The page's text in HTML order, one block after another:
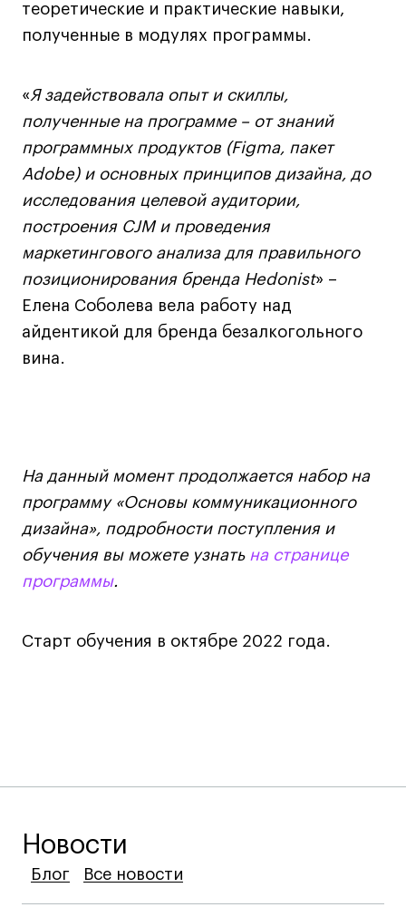
Стоимость обучения
Иностранным студентам
Вопросы и ответы
Карьера
Ассоциация выпускников
Центр карьеры
Живые проекты
Конкурсы
Участие в выставках
Летние стажировки
Участие в выставках
Britanka New Creatives
Fashion Summer
Проект с Microsoft
Получить сертификат
теоретические и практические навыки,
полученные в модулях программы.
«Я задействовала опыт и скиллы,
полученные на программе – от знаний
программных продуктов (Figma, пакет
Adobe) и основных принципов дизайна, до
исследования целевой аудитории,
построения CJM и проведения
маркетингового анализа для правильного
позиционирования бренда Hedonist» –
Елена Соболева вела работу над
айдентикой для бренда безалкогольного
вина.
На данный момент продолжается набор на
программу «Основы коммуникационного
дизайна», подробности поступления и
обучения вы можете узнать на странице
программы.
Старт обучения в октябре 2022 года.
Новости
Блог
Блог
Блог Все новости
Все новости
Все новости